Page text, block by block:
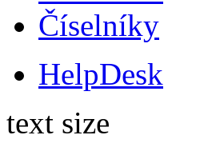
Číselníky
HelpDesk
text size